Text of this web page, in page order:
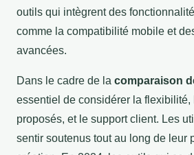
outils qui intègrent des
comme la compatibilité mobile et
avancées.
Dans le cadre de la comparaison
essentiel de considérer la flexibilité,
proposés, et le support client. Les
sentir soutenus tout au long de leur